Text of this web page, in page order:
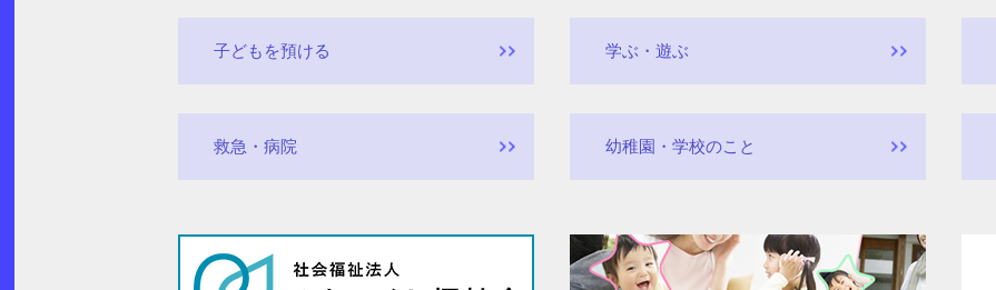
子どもを預ける 学ぶ・遊ぶ
救急・病院 幼稚園・学校のこと